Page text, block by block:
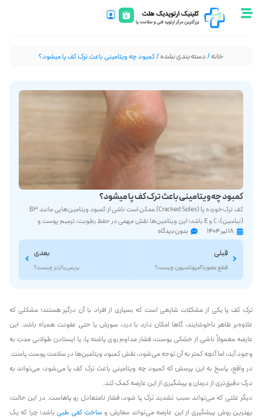
خانه/ دسته بندی نشده/ کمبود چه ویتامینی باعث ترک کف پا میشود؟
کمبود چه ویتامینی باعث ترک کف پا میشود؟
کف ترک‌خورده پا (Cracked Soles) ممکن است ناشی از کمبود ویتامین‌هایی مانند B3
(نیاسین)، C و E باشد؛ این ویتامین‌ها نقش مهمی در حفظ رطوبت، ترمیم پوست و
انعطاف‌پذیری آن دارند. کمبود آن‌ها باعث کاهش عملکرد سد حفاظتی پوست شده و
احتمال ترک‌خوردگی در نواحی تحت فشار مثل پاشنه را افزایش می‌دهد. اگرچه در کشورهای
توسعه‌یافته چنین کمبودهایی نادر است،...
۱۸ تیر ۱۴۰۴ بدون دیدگاه
قبلی
قطع عضو یا آمپوتاسیون چیست؟
بعدی
بریس یا ارتز چیست؟
ترک کف پا یکی از مشکلات شایعی است که بسیاری از افراد با آن درگیر هستند؛ مشکلی که
علاوه‌بر ظاهر ناخوشایند، گاها امکان دارد با درد، سوزش یا حتی عفونت همراه باشد. این
عارضه معمولاً ناشی از خشکی پوست، فشار مداوم روی پاشنه پا، یا ایستادن طولانی‌ مدت به
وجود آید، اما آنچه کمتر به آن توجه می‌شود، نقش کمبود ویتامین‌ها در سلامت پوست پاست.
در واقع، پاسخ به این پرسش که کمبود چه ویتامینی باعث ترک کف پا می‌شود، می‌تواند به
درک دقیق‌تری از درمان و پیشگیری از این عارضه کمک کند.
دیگر علتی که می‌تواند سبب تشدید ترک پا شود، فشار نامتعادل رو پاهاست. در این حالت،
بهترین روش پیشگیری از این عارضه می‌تواند سفارش و ساخت کفی طبیباشد؛ چرا که یک